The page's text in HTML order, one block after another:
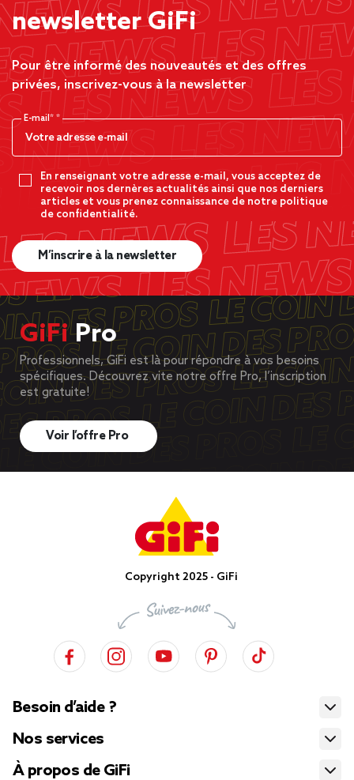
newsletter GiFi
Pour être informé des nouveautés et des offres
privées, inscrivez-vous à la newsletter
E-mail*
En renseignant votre adresse e-mail, vous acceptez de
recevoir nos dernères actualités ainsi que nos derniers
articles et vous prenez connaissance de notre politique
de confidentialité.
M’inscrire à la newsletter
GiFiPro
Professionnels, GiFi est là pour répondre à vos besoins
spécifiques. Découvrez vite notre offre Pro, l’inscription
est gratuite!
Voir l’offre Pro
Copyright 2025 - GiFi
Besoin d’aide ?
Nos services
À propos de GiFi